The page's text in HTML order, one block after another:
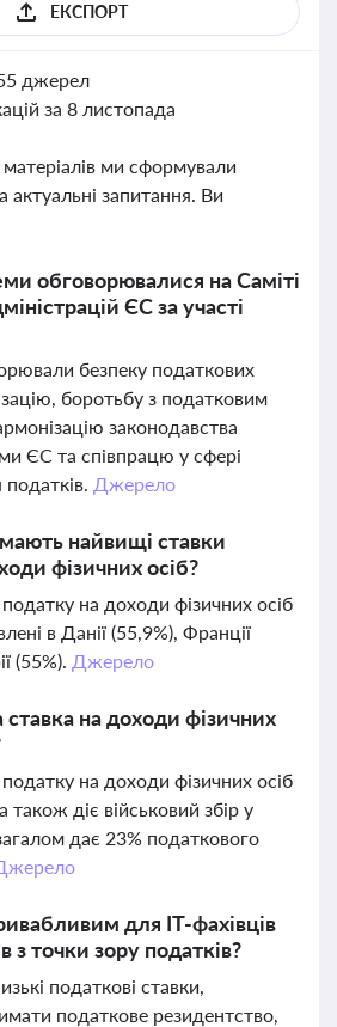
ЕКСПОРТ
джерел
за 8 листопада
матеріалів ми сформували
актуальні запитання. Ви
обговорювалися на Саміті
ЄС за участі
безпеку податкових
боротьбу з податковим
законодавства
ЄС та співпрацю у сфері
податків. Джерело
найвищі ставки
фізичних осіб?
на доходи фізичних осіб
в Данії (55,9%), Франції
(55%). Джерело
на доходи фізичних
податку на доходи фізичних осіб
також діє військовий збір у
дає 23% податкового
для IT-фахівців
з точки зору податків?
податкові ставки,
податкове резидентство,